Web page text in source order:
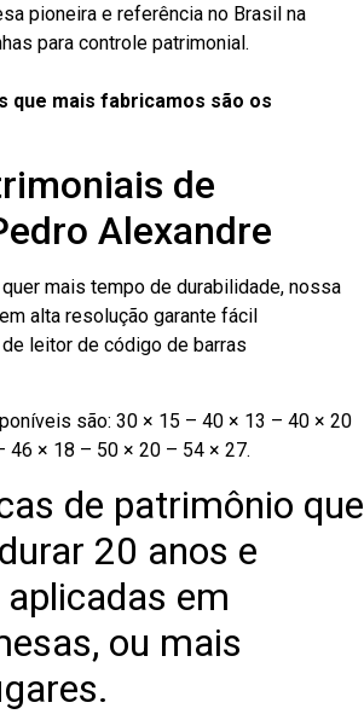
pioneira e referência no Brasil na
para controle patrimonial.
que mais fabricamos são os
de
Alexandre
quer mais tempo de durabilidade, nossa
alta resolução garante fácil
leitor de código de barras
são: 30 × 15 – 40 × 13 – 40 × 20
46 × 18 – 50 × 20 – 54 × 27.
de patrimônio que
20 anos e
em
ou mais